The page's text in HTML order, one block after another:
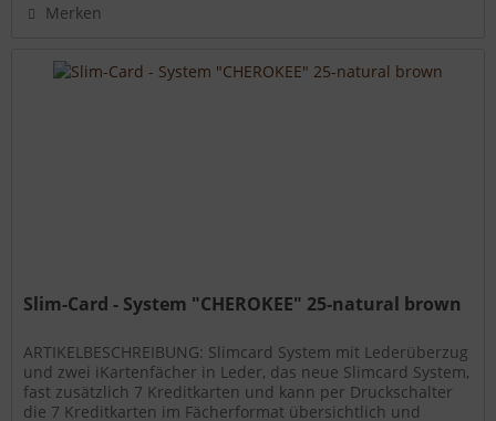
Merken
Slim-Card - System "CHEROKEE" 25-natural brown
ARTIKELBESCHREIBUNG: Slimcard System mit Lederüberzug
und zwei iKartenfächer in Leder, das neue Slimcard System,
fast zusätzlich 7 Kreditkarten und kann per Druckschalter
die 7 Kreditkarten im Fächerformat übersichtlich und